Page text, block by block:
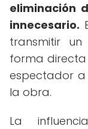
eliminación
innecesario.
transmitir
forma directa
espectador a
la obra.
La